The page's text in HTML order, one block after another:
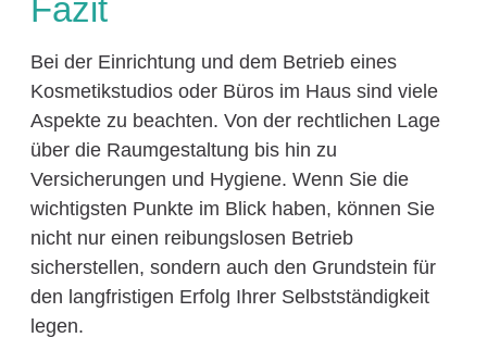
Fazit
Bei der Einrichtung und dem Betrieb eines
Kosmetikstudios oder Büros im Haus sind viele
Aspekte zu beachten. Von der rechtlichen Lage
über die Raumgestaltung bis hin zu
Versicherungen und Hygiene. Wenn Sie die
wichtigsten Punkte im Blick haben, können Sie
nicht nur einen reibungslosen Betrieb
sicherstellen, sondern auch den Grundstein für
den langfristigen Erfolg Ihrer Selbstständigkeit
legen.